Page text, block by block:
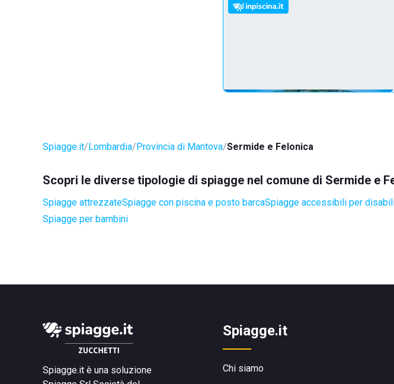
Spiagge.it Lombardia Provincia di Mantova Sermide e Felonica
Scopri le diverse tipologie di spiagge nel comune di Sermide e
Spiagge attrezzateSpiagge con piscina e posto barcaSpiagge accessibili per
Spiagge per bambini
Spiagge.it è una soluzione
Spiagge.it
Chi siamo